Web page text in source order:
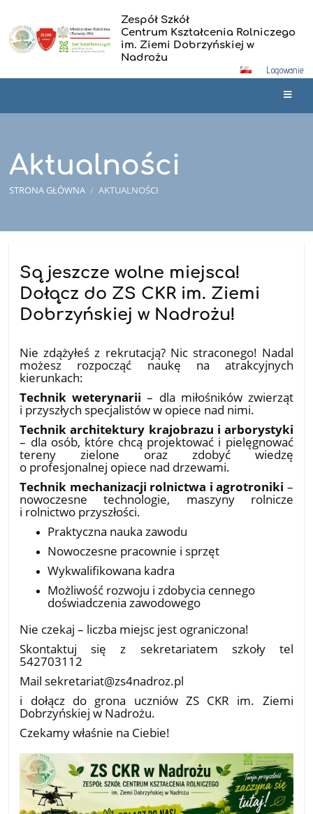
Zespół Szkół
Centrum Kształcenia Rolniczego
im. Ziemi Dobrzyńskiej w
Nadrożu
Logowanie
Aktualności
STRONA GŁÓWNA / AKTUALNOŚCI
Są jeszcze wolne miejsca!
Dołącz do ZS CKR im. Ziemi
Dobrzyńskiej w Nadrożu!
Nie zdążyłeś z rekrutacją? Nic straconego! Nadal
możesz rozpocząć naukę na atrakcyjnych
kierunkach:
Technik weterynarii – dla miłośników zwierząt
i przyszłych specjalistów w opiece nad nimi.
Technik architektury krajobrazu i arborystyki
– dla osób, które chcą projektować i pielęgnować
tereny zielone oraz zdobyć wiedzę
o profesjonalnej opiece nad drzewami.
Technik mechanizacji rolnictwa i agrotroniki –
nowoczesne technologie, maszyny rolnicze
i rolnictwo przyszłości.
Praktyczna nauka zawodu
Nowoczesne pracownie i sprzęt
Wykwalifikowana kadra
Możliwość rozwoju i zdobycia cennego
doświadczenia zawodowego
Nie czekaj – liczba miejsc jest ograniczona!
Skontaktuj się z sekretariatem szkoły tel
542703112
Mail sekretariat@zs4nadroz.pl
i dołącz do grona uczniów ZS CKR im. Ziemi
Dobrzyńskiej w Nadrożu.
Czekamy właśnie na Ciebie!